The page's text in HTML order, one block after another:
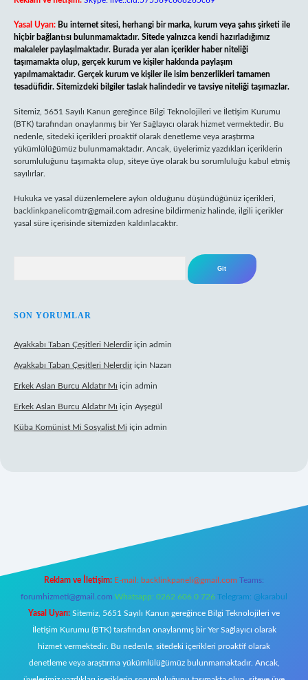
Yasal Uyarı: Bu internet sitesi, herhangi bir marka, kurum veya şahıs şirketi ile
hiçbir bağlantısı bulunmamaktadır. Sitede yalnızca kendi hazırladığımız
makaleler paylaşılmaktadır. Burada yer alan içerikler haber niteliği
taşımamakta olup, gerçek kurum ve kişiler hakkında paylaşım
yapılmamaktadır. Gerçek kurum ve kişiler ile isim benzerlikleri tamamen
tesadüfidir. Sitemizdeki bilgiler taslak halindedir ve tavsiye niteliği taşımazlar.
Sitemiz, 5651 Sayılı Kanun gereğince Bilgi Teknolojileri ve İletişim Kurumu
(BTK) tarafından onaylanmış bir Yer Sağlayıcı olarak hizmet vermektedir. Bu
nedenle, sitedeki içerikleri proaktif olarak denetleme veya araştırma
yükümlülüğümüz bulunmamaktadır. Ancak, üyelerimiz yazdıkları içeriklerin
sorumluluğunu taşımakta olup, siteye üye olarak bu sorumluluğu kabul etmiş
sayılırlar.
Hukuka ve yasal düzenlemelere aykırı olduğunu düşündüğünüz içerikleri,
backlinkpanelicomtr@gmail.com adresine bildirmeniz halinde, ilgili içerikler
yasal süre içerisinde sitemizden kaldırılacaktır.
SON YORUMLAR
Ayakkabı Taban Çeşitleri Nelerdiriçin admin
Ayakkabı Taban Çeşitleri Nelerdiriçin Nazan
Erkek Aslan Burcu Aldatır Mı için admin
Erkek Aslan Burcu Aldatır Mı için Ayşegül
Küba Komünist Mi Sosyalist Mi için admin
Reklam ve İletişim: E-mail: backlinkpaneli@gmail.com Teams:
forumhizmeti@gmail.com Whatsapp: 0262 606 0 726 Telegram: @karabul
Yasal Uyarı: Sitemiz, 5651 Sayılı Kanun gereğince Bilgi Teknolojileri ve
İletişim Kurumu (BTK) tarafından onaylanmış bir Yer Sağlayıcı olarak
hizmet vermektedir. Bu nedenle, sitedeki içerikleri proaktif olarak
denetleme veya araştırma yükümlülüğümüz bulunmamaktadır. Ancak,